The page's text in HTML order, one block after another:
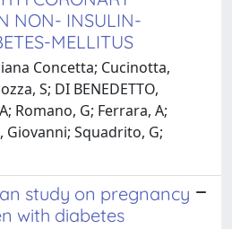
NON- INSULIN-
MELLITUS
Concetta; Cucinotta,
S; DI BENEDETTO,
Romano, G; Ferrara, A;
Giovanni; Squadrito, G;
study on pregnancy
with diabetes